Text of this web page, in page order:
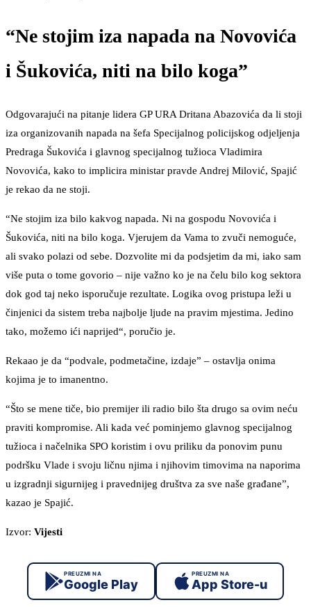
“Ne stojim iza napada na Novovića
i Šukovića, niti na bilo koga”
Odgovarajući na pitanje lidera GP URA Dritana Abazovića da li stoji
iza organizovanih napada na šefa Specijalnog policijskog odjeljenja
Predraga Šukovića i glavnog specijalnog tužioca Vladimira
Novovića, kako to implicira ministar pravde Andrej Milović, Spajić
je rekao da ne stoji.
“Ne stojim iza bilo kakvog napada. Ni na gospodu Novovića i
Šukovića, niti na bilo koga. Vjerujem da Vama to zvuči nemoguće,
ali svako polazi od sebe. Dozvolite mi da podsjetim da mi, iako sam
više puta o tome govorio – nije važno ko je na čelu bilo kog sektora
dok god taj neko isporučuje rezultate. Logika ovog pristupa leži u
činjenici da sistem treba najbolje ljude na pravim mjestima. Jedino
tako, možemo ići naprijed“, poručio je.
Rekaao je da “podvale, podmetačine, izdaje” – ostavlja onima
kojima je to imanentno.
“Što se mene tiče, bio premijer ili radio bilo šta drugo sa ovim neću
praviti kompromise. Ali kada već pominjemo glavnog specijalnog
tužioca i načelnika SPO koristim i ovu priliku da ponovim punu
podršku Vlade i svoju ličnu njima i njihovim timovima na naporima
u izgradnji sigurnijeg i pravednijeg društva za sve naše građane”,
kazao je Spajić.
Izvor: Vijesti
PREUZMI NA
Google Play
PREUZMI NA
App Store-u